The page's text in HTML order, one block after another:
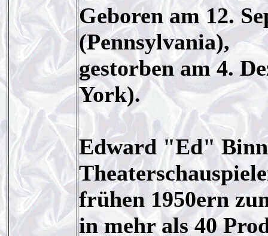
Geboren am 12.
(Pennsylvania),
gestorben am 4.
York).
Edward "Ed"
frühen 1950ern
in mehr als 40